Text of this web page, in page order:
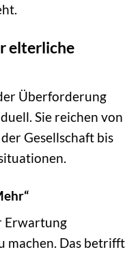
elterliche
Überforderung
Sie reichen von
Gesellschaft bis
Erwartung
machen. Das betrifft